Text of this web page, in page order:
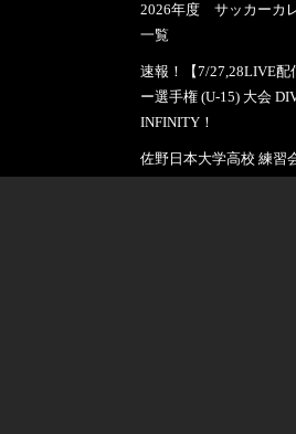
2026年度 サッカーカ
一覧
速報！【7/27,28LIVE配
ー選手権 (U-15) 大会
INFINITY！
佐野日本大学高校 練習